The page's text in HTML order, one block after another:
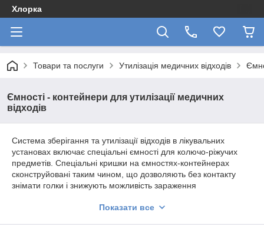
Хлорка
Товари та послуги Утилізація медичних відходів
Ємності - контейнери для утилізації медичних
відходів
Система зберігання та утилізації відходів в лікувальних
установах включає спеціальні ємності для колючо-ріжучих
предметів. Спеціальні кришки на ємностях-контейнерах
сконструйовані таким чином, що дозволяють без контакту
знімати голки і знижують можливість зараження
сифілісом, Снідом та іншими захворюваннями, які
Показати все